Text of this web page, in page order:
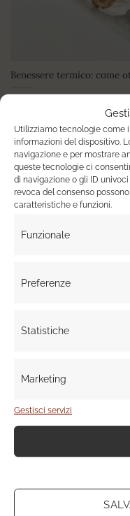
Utilizziamo tecnologie come
informazioni del dispositivo.
navigazione e per mostrare
queste tecnologie ci
di navigazione o gli ID
revoca del consenso
caratteristiche e funzioni.
Funzionale
Preferenze
Statistiche
Marketing
Gestisci servizi
Benessere termico: come
sensazione di
5 consigli per